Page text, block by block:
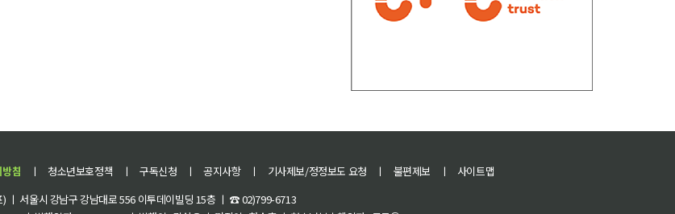
침 ㅣ 청소년보호정책 ㅣ 구독신청 ㅣ 공지사항 ㅣ 기사제보/정정보도 요청 ㅣ 불편제보 ㅣ
사이트맵
ㅣ 서울시 강남구 강남대로 556 이투데이빌딩 15층 ㅣ ☎ 02)799-6713